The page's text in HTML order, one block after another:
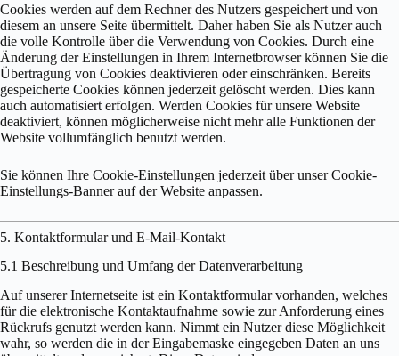
Cookies werden auf dem Rechner des Nutzers gespeichert und von
diesem an unsere Seite übermittelt. Daher haben Sie als Nutzer auch
die volle Kontrolle über die Verwendung von Cookies. Durch eine
Änderung der Einstellungen in Ihrem Internetbrowser können Sie die
Übertragung von Cookies deaktivieren oder einschränken. Bereits
gespeicherte Cookies können jederzeit gelöscht werden. Dies kann
auch automatisiert erfolgen. Werden Cookies für unsere Website
deaktiviert, können möglicherweise nicht mehr alle Funktionen der
Website vollumfänglich benutzt werden.
Sie können Ihre Cookie-Einstellungen jederzeit über unser Cookie-
Einstellungs-Banner auf der Website anpassen.
5. Kontaktformular und E-Mail-Kontakt
5.1 Beschreibung und Umfang der Datenverarbeitung
Auf unserer Internetseite ist ein Kontaktformular vorhanden, welches
für die elektronische Kontaktaufnahme sowie zur Anforderung eines
Rückrufs genutzt werden kann. Nimmt ein Nutzer diese Möglichkeit
wahr, so werden die in der Eingabemaske eingegeben Daten an uns